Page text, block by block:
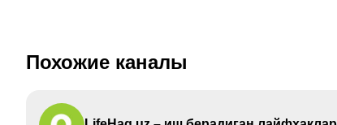
Похожие каналы